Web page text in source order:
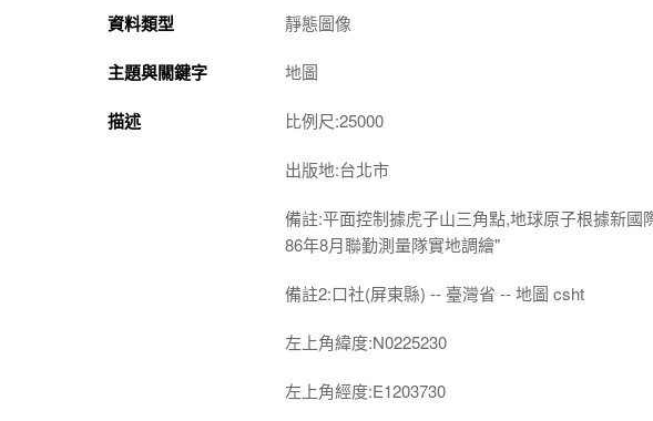
資料類型 靜態圖像
主題與關鍵字 地圖
描述 比例尺:25000
出版地:台北市
備註:平面控制據虎子山三角點,地球原子根據新
86年8月聯勤測量隊實地調繪"
備註2:口社(屏東縣) -- 臺灣省 -- 地圖 csht
左上角緯度:N0225230
左上角經度:E1203730